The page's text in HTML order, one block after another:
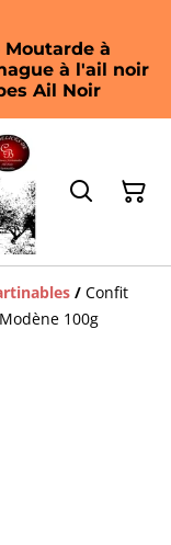
à
à l'ail noir
Ail Noir
/ Confit
100g